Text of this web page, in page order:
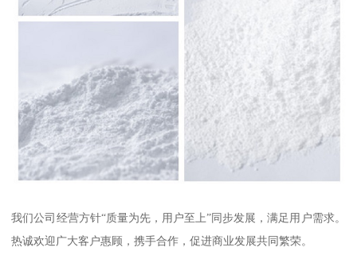
我们公司经营方针“质量为先，用户至上”同步发展，满足用户需求。
热诚欢迎广大客户惠顾，携手合作，促进商业发展共同繁荣。